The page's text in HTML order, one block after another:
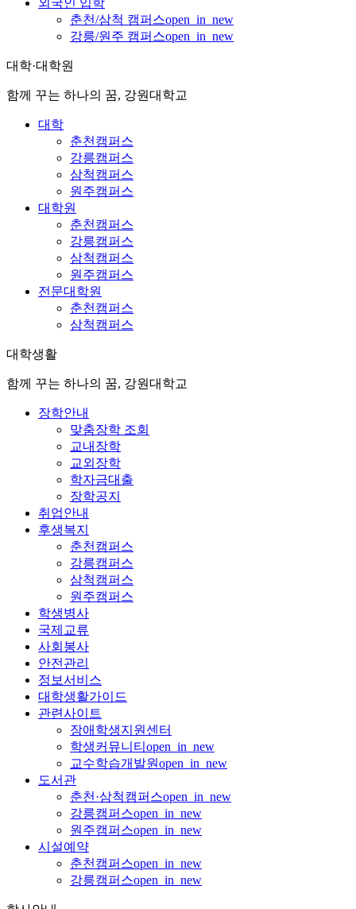
춘천/삼척 캠퍼스open_in_new
강릉/원주 캠퍼스open_in_new
대학·대학원
함께 꾸는 하나의 꿈, 강원대학교
대학
춘천캠퍼스
강릉캠퍼스
삼척캠퍼스
원주캠퍼스
대학원
춘천캠퍼스
강릉캠퍼스
삼척캠퍼스
원주캠퍼스
전문대학원
춘천캠퍼스
삼척캠퍼스
대학생활
함께 꾸는 하나의 꿈, 강원대학교
장학안내
맞춤장학 조회
교내장학
교외장학
학자금대출
장학공지
취업안내
후생복지
춘천캠퍼스
강릉캠퍼스
삼척캠퍼스
원주캠퍼스
학생병사
국제교류
사회봉사
안전관리
정보서비스
대학생활가이드
관련사이트
장애학생지원센터
학생커뮤니티 open_in_new
교수학습개발원open_in_new
도서관
춘천·삼척캠퍼스open_in_new
강릉캠퍼스open_in_new
원주캠퍼스open_in_new
시설예약
춘천캠퍼스open_in_new
강릉캠퍼스open_in_new